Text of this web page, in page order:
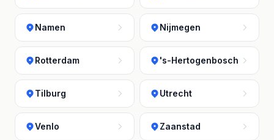
Namen Nijmegen
Rotterdam 's-Hertogenbosch
Tilburg Utrecht
Venlo Zaanstad